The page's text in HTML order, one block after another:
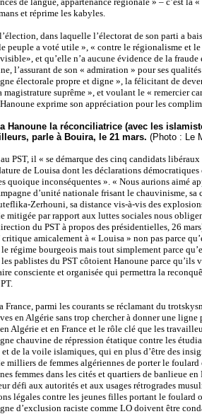
et réprime les kabyles.
dans laquelle l’électorat de son parti a
peuple a voté utile », « contre le régionalisme et
et qu’elle n’a aucune évidence de la
l’assurant de son « admiration » pour ses
électorale propre et digne », la félicitant de
magistrature suprême », et voulant le « remercier
exprime son appréciation pour les
Hanoune la réconciliatrice (avec les
parle à Bouira, le 21 mars. (Photo : Le
PST, il « se démarque des cinq candidats
de Louisa dont les déclarations
quoique inconséquentes ». « Nous aurions aimé
d’unité nationale frisant le chauvinisme,
Zerhouni, sa distance vis-à-vis des
mitigée par rapport aux luttes sociales nous
du PST à propos des présidentielles, 26
critique amicalement à « Louisa » non pas parce
régime bourgeois mais tout simplement parce
pablistes du PST côtoient Hanoune parce
consciente et organisée qui permettra la
France, parmi les courants se réclamant du
en Algérie sans trop chercher à donner une
Algérie et en France et le rôle clé que les
chauvine de répression étatique contre les
de la voile islamiques, qui en plus d’être des
milliers de femmes algériennes de porter le
femmes dans les cités et quartiers de banlieue
défi aux autorités et aux usages rétrogrades
légales contre les jeunes filles portant le foulard
d’exclusion raciste comme LO doivent être